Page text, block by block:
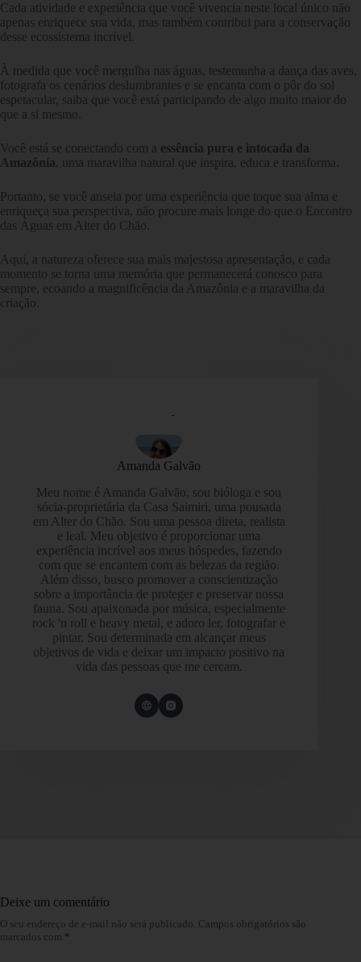
Cada atividade e experiência que você vivencia neste local único não
apenas enriquece sua vida, mas também contribui para a conservação
desse ecossistema incrível.
À medida que você mergulha nas águas, testemunha a dança das aves,
fotografa os cenários deslumbrantes e se encanta com o pôr do sol
espetacular, saiba que você está participando de algo muito maior do
que a si mesmo.
Você está se conectando com a essência pura e intocada da
Amazônia , uma maravilha natural que inspira, educa e transforma.
Portanto, se você anseia por uma experiência que toque sua alma e
enriqueça sua perspectiva, não procure mais longe do que o Encontro
das Águas em Alter do Chão.
Aqui, a natureza oferece sua mais majestosa apresentação, e cada
momento se torna uma memória que permanecerá conosco para
sempre, ecoando a magnificência da Amazônia e a maravilha da
criação.
Amanda Galvão
Meu nome é Amanda Galvão, sou bióloga e sou
sócia-proprietária da Casa Saimiri, uma pousada
em Alter do Chão. Sou uma pessoa direta, realista
e leal. Meu objetivo é proporcionar uma
experiência incrível aos meus hóspedes, fazendo
com que se encantem com as belezas da região.
Além disso, busco promover a conscientização
sobre a importância de proteger e preservar nossa
fauna. Sou apaixonada por música, especialmente
rock 'n roll e heavy metal, e adoro ler, fotografar e
pintar. Sou determinada em alcançar meus
objetivos de vida e deixar um impacto positivo na
vida das pessoas que me cercam.
Deixe um comentário
O seu endereço de e-mail não será publicado. Campos obrigatórios são
marcados com *